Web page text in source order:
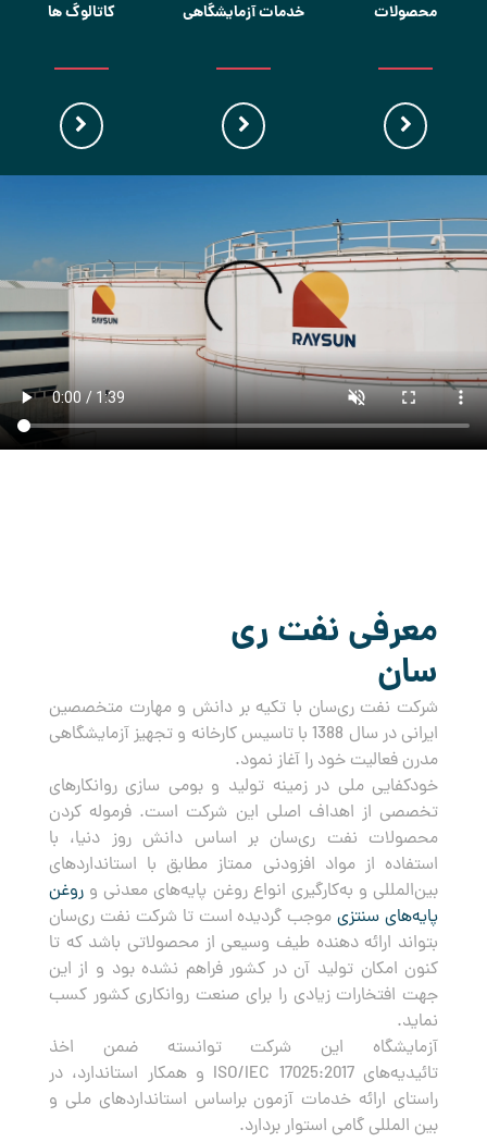
محصولات خدمات آزمایشگاهی کاتالوگ ها
معرفی نفت ری
سان
شرکت نفت ری‌سان با تکیه بر دانش و مهارت متخصصین
ایرانی در سال 1388 با تاسیس کارخانه و تجهیز آزمایشگاهی
مدرن فعالیت خود را آغاز نمود.
خودکفایی ملی در زمینه تولید و بومی سازی روانکارهای
تخصصی از اهداف اصلی این شرکت است. فرموله کردن
محصولات نفت ری‌سان بر اساس دانش روز دنیا، با
استفاده از مواد افزودنی ممتاز مطابق با استانداردهای
بین‌المللی و به‌کارگیری انواع روغن پایه‌های معدنی وروغن
پایه‌های سنتزیموجب گردیده است تا شرکت نفت ری‌سان
بتواند ارائه دهنده طیف وسیعی از محصولاتی باشد که تا
کنون امکان تولید آن در کشور فراهم نشده بود و از این
جهت افتخارات زیادی را برای صنعت روانکاری کشور کسب
نماید.
آزمایشگاه این شرکت توانسته ضمن اخذ
تائیدیه‌های ISO/IEC 17025:2017 و همکار استاندارد، در
راستای ارائه خدمات آزمون براساس استانداردهای ملی و
بین المللی گامی استوار بردارد.